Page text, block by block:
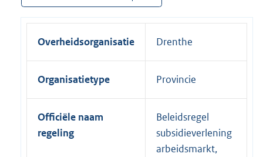
Overheidsorganisatie Drenthe
Organisatietype Provincie
Officiële naam
regeling
Beleidsregel
subsidieverlening
arbeidsmarkt,